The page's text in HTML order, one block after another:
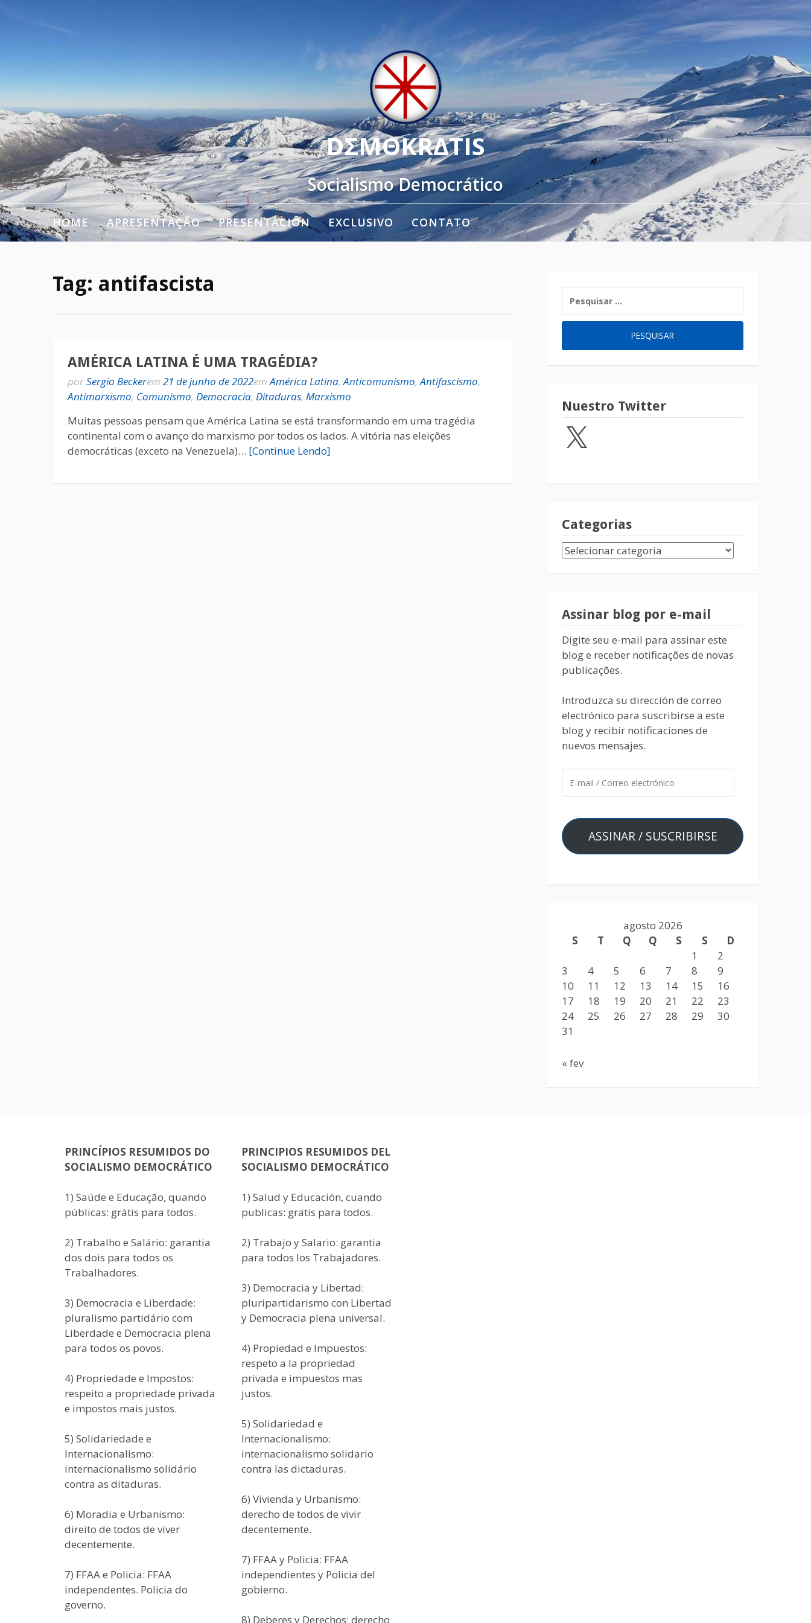
DΣMΘKRΔTIS
Socialismo Democrático
HOME APRESENTAÇÃO PRESENTACIÓN EXCLUSIVO CONTATO
Tag: antifascista
AMÉRICA LATINA É UMA TRAGÉDIA?
porSergio Beckerem 21 de junho de 2022emAmérica Latina,Anticomunismo,Antifascismo,
Antimarxismo, Comunismo, Democracia, Ditaduras, Marxismo
Muitas pessoas pensam que América Latina se está transformando em uma tragédia
continental com o avanço do marxismo por todos os lados. A vitória nas eleições
democráticas (exceto na Venezuela)… [Continue Lendo]
Nuestro Twitter
Categorias
Assinar blog por e-mail
Digite seu e-mail para assinar este
blog e receber notificações de novas
publicações.
Introduzca su dirección de correo
electrónico para suscribirse a este
blog y recibir notificaciones de
nuevos mensajes.
ASSINAR / SUSCRIBIRSE
agosto 2026
S
T Q Q S S
D
1
2
3
4 5 6 7 8
9
10
11 12 13 14 15
16
17
18 19 20 21 22
23
24
25 26 27 28 29
30
31
« fev
PRINCÍPIOS RESUMIDOS DO
SOCIALISMO DEMOCRÁTICO
1) Saúde e Educação, quando
públicas: grátis para todos.
2) Trabalho e Salário: garantia
dos dois para todos os
Trabalhadores.
3) Democracia e Liberdade:
pluralismo partidário com
Liberdade e Democracia plena
para todos os povos.
4) Propriedade e Impostos:
respeito a propriedade privada
e impostos mais justos.
5) Solidariedade e
Internacionalismo:
internacionalismo solidário
contra as ditaduras.
6) Moradia e Urbanismo:
direito de todos de viver
decentemente.
7) FFAA e Policia: FFAA
independentes. Policia do
governo.
PRINCIPIOS RESUMIDOS DEL
SOCIALISMO DEMOCRÁTICO
1) Salud y Educación, cuando
publicas: gratis para todos.
2) Trabajo y Salario: garantia
para todos los Trabajadores.
3) Democracia y Libertad:
pluripartidarismo con Libertad
y Democracia plena universal.
4) Propiedad e Impuestos:
respeto a la propriedad
privada e impuestos mas
justos.
5) Solidariedad e
Internacionalismo:
internacionalismo solidario
contra las dictaduras.
6) Vivienda y Urbanismo:
derecho de todos de vivir
decentemente.
7) FFAA y Policia: FFAA
independientes y Policia del
gobierno.
8) Deberes y Derechos: derecho